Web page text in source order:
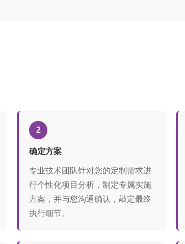
2
确定方案
专业技术团队针对您的定制需求进
行个性化项目分析，制定专属实施
方案，并与您沟通确认，敲定最终
执行细节。